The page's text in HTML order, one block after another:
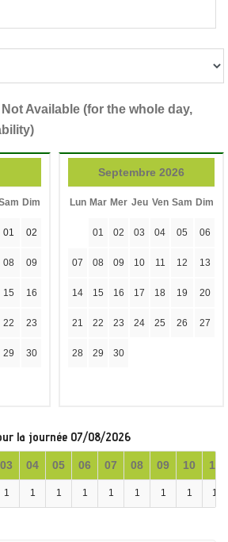
Not Available (for the whole day,
Dim
01 02
08 09
15 16
22 23
29 30
Septembre 2026
Lun Mar Mer Jeu Ven Sam Dim
01 02 03 04 05 06
07 08 09 10 11 12 13
14 15 16 17 18 19 20
21 22 23 24 25 26 27
28 29 30
la journée 07/08/2026
03 04 05 06 07 08 09 10 11
1 1 1 1 1 1 1 1 1